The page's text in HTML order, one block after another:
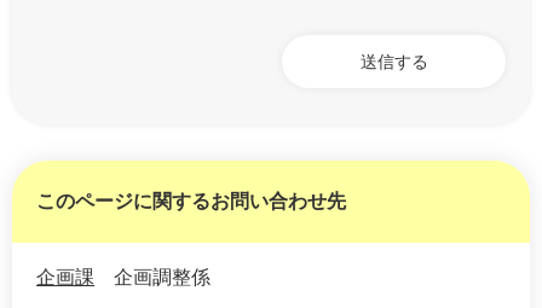
このページに関するお問い合わせ先
企画課 企画調整係